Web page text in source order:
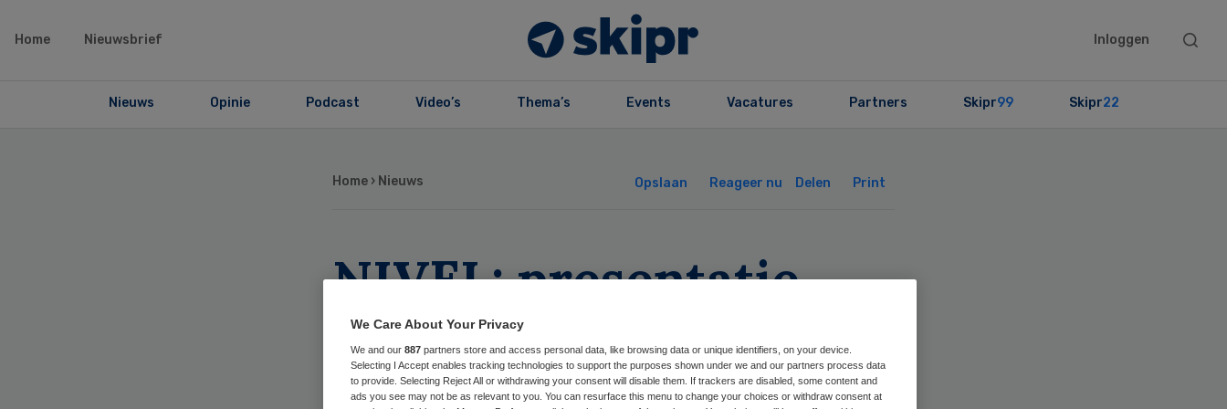
Home Nieuwsbrief Inloggen
Search
Nieuws Opinie Podcast Video’s Thema’s Events Vacatures Partners Skipr99 Skipr22
Home › Nieuws Opslaan Reageer nu Delen Print
NIVEL: presentatie
zorgkeuze-sites is te
complex
We Care About Your Privacy
We and our 887 partners store and access personal data, like browsing data or unique identifiers, on your device.
Selecting I Accept enables tracking technologies to support the purposes shown under we and our partners process data
to provide. Selecting Reject All or withdrawing your consent will disable them. If trackers are disabled, some content and
ads you see may not be as relevant to you. You can resurface this menu to change your choices or withdraw consent at